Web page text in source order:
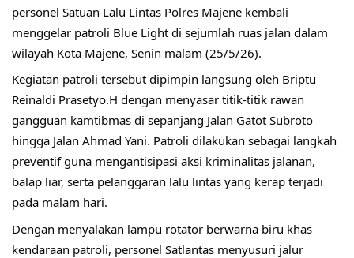
personel Satuan Lalu Lintas Polres Majene kembali
menggelar patroli Blue Light di sejumlah ruas jalan dalam
wilayah Kota Majene, Senin malam (25/5/26).
Kegiatan patroli tersebut dipimpin langsung oleh Briptu
Reinaldi Prasetyo.H dengan menyasar titik-titik rawan
gangguan kamtibmas di sepanjang Jalan Gatot Subroto
hingga Jalan Ahmad Yani. Patroli dilakukan sebagai langkah
preventif guna mengantisipasi aksi kriminalitas jalanan,
balap liar, serta pelanggaran lalu lintas yang kerap terjadi
pada malam hari.
Dengan menyalakan lampu rotator berwarna biru khas
kendaraan patroli, personel Satlantas menyusuri jalur